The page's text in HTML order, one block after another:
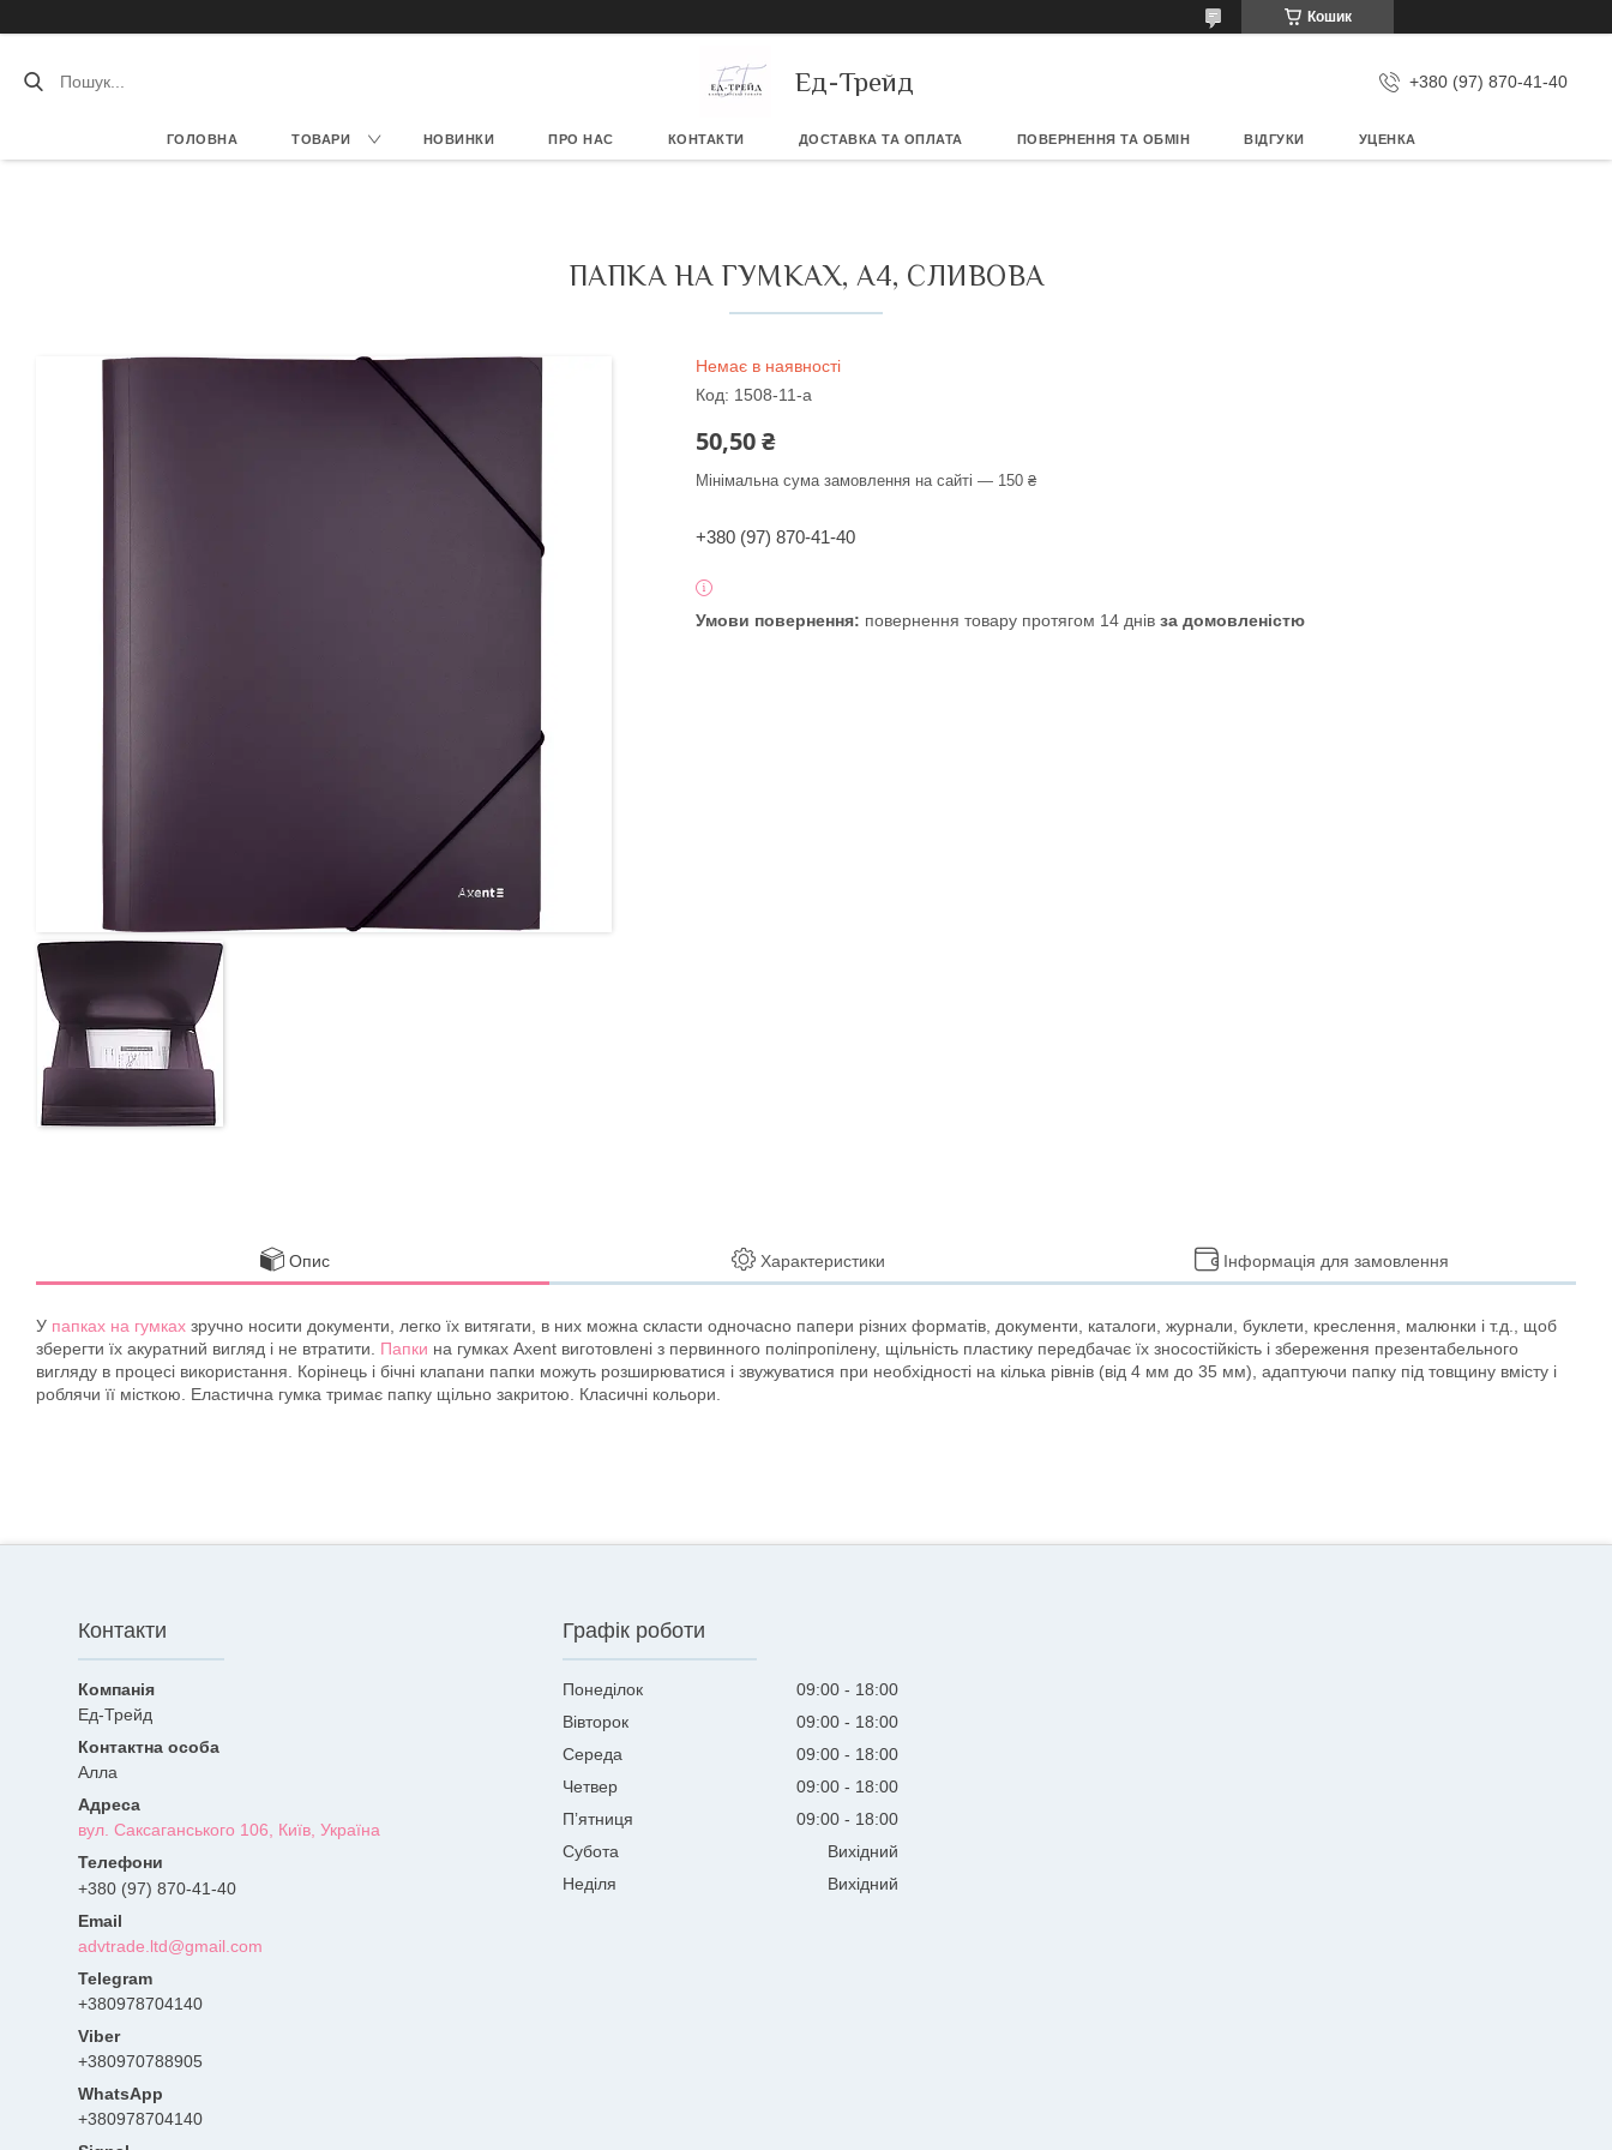
Кошик
Ед-Трейд +380 (97) 870-41-40
ГОЛОВНА ТОВАРИ НОВИНКИ ПРО НАС КОНТАКТИ ДОСТАВКА ТА ОПЛАТА ПОВЕРНЕННЯ ТА ОБМІН ВІДГУКИ УЦЕНКА
ПАПКА НА ГУМКАХ, А4, СЛИВОВА
Немає в наявності
Код: 1508-11-a
50,50 ₴
Мінімальна сума замовлення на сайті — 150 ₴
+380 (97) 870-41-40
повернення товару протягом 14 днів за домовленістю
Опис Характеристики Інформація для замовлення
У папках на гумках зручно носити документи, легко їх витягати, в них можна скласти одночасно папери різних форматів, документи, каталоги, журнали, буклети, креслення, малюнки і т.д., щоб
зберегти їх акуратний вигляд і не втратити. Папки на гумках Axent виготовлені з первинного поліпропілену, щільність пластику передбачає їх зносостійкість і збереження презентабельного
вигляду в процесі використання. Корінець і бічні клапани папки можуть розширюватися і звужуватися при необхідності на кілька рівнів (від 4 мм до 35 мм), адаптуючи папку під товщину вмісту і
роблячи її місткою. Еластична гумка тримає папку щільно закритою. Класичні кольори.
Контакти
Ед-Трейд
Алла
вул. Саксаганського 106, Київ, Україна
+380 (97) 870-41-40
advtrade.ltd@gmail.com
+380978704140
+380970788905
+380978704140
Графік роботи
Понеділок 09:00
18:00
Вівторок
09:00
18:00
Середа
09:00
18:00
Четвер
09:00
18:00
Пʼятниця
09:00
18:00
Субота
Вихідний
Неділя
Вихідний